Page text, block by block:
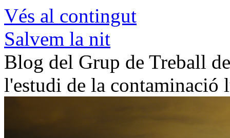
Vés al contingut
Salvem la nit
Blog del Grup de Treball
l'estudi de la contaminació